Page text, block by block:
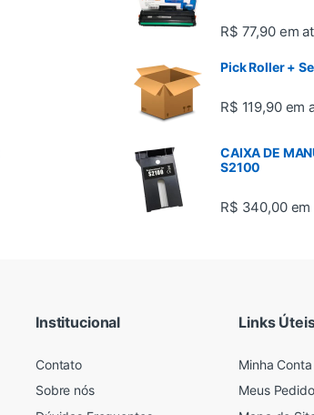
R$ 77,90 em
Pick Roller +
R$ 119,90 em
CAIXA DE
S2100
R$ 340,00
Institucional
Contato
Sobre nós
Links
Minha Conta
Meus